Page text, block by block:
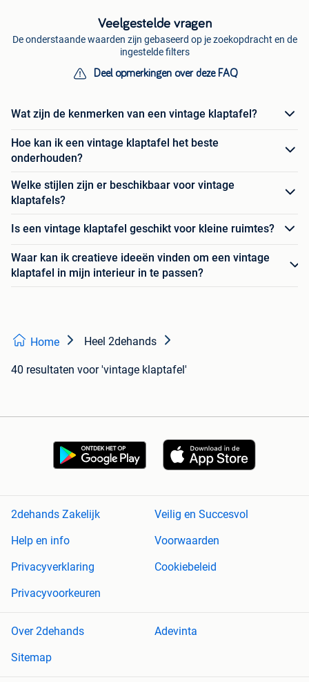
Veelgestelde vragen
De onderstaande waarden zijn gebaseerd op je zoekopdracht en de
ingestelde filters
Deel opmerkingen over deze FAQ
Wat zijn de kenmerken van een vintage klaptafel?
Hoe kan ik een vintage klaptafel het beste
onderhouden?
Welke stijlen zijn er beschikbaar voor vintage
klaptafels?
Is een vintage klaptafel geschikt voor kleine ruimtes?
Waar kan ik creatieve ideeën vinden om een vintage
klaptafel in mijn interieur in te passen?
Home Heel 2dehands
40 resultaten voor 'vintage klaptafel'
2dehands Zakelijk
Veilig en Succesvol
Help en info
Voorwaarden
Privacyverklaring
Cookiebeleid
Privacyvoorkeuren
Over 2dehands
Adevinta
Sitemap